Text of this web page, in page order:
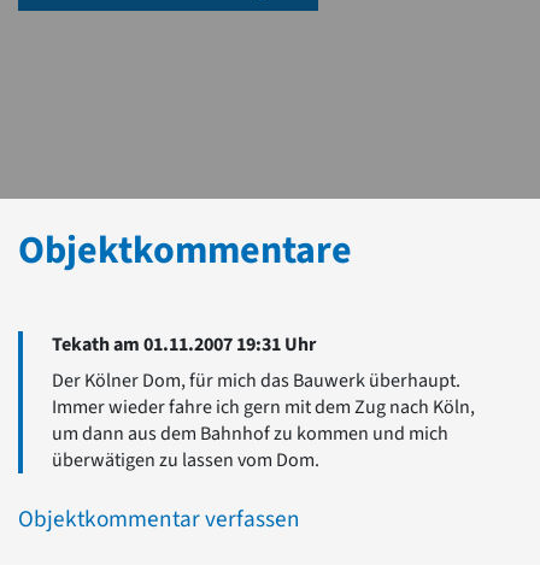
Objektkommentare
Tekath am 01.11.2007 19:31 Uhr
Der Kölner Dom, für mich das Bauwerk überhaupt.
Immer wieder fahre ich gern mit dem Zug nach Köln,
um dann aus dem Bahnhof zu kommen und mich
überwätigen zu lassen vom Dom.
Objektkommentar verfassen